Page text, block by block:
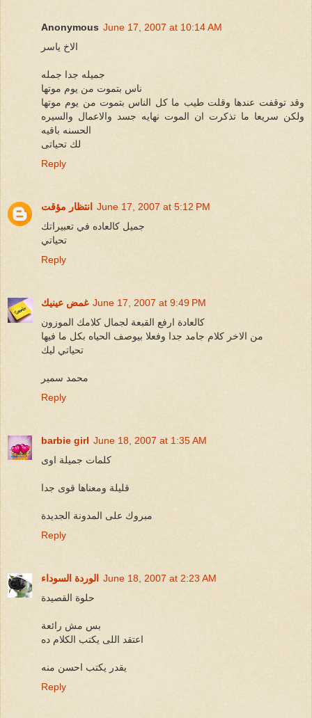
Anonymous June 17, 2007 at 10:14 AM
الاخ ياسر
جميله جدا جمله
ناس بتموت من يوم موتها
وقد توقفت عندها وقلت طيب ما كل الناس بتموت من يوم موتها
ولكن سريعا ما تذكرت ان الموت نهايه جسد والاعمال والسيره
الحسنه باقيه
لك تحياتى
Reply
انتظار مؤقت
June 17, 2007 at 5:12 PM
جميل كالعاده في تعبيراتك
تحياتي
Reply
غمض عينيك June 17, 2007 at 9:49 PM
كالعادة ارفع القبعة لجمال كلامك الموزون
من الاخر كلام جامد جدا وفعلا بيوصف الحياه بكل ما فيها
تحياتي ليك
محمد سمير
Reply
barbie girl June 18, 2007 at 1:35 AM
كلمات جميلة اوى
قليلة ومعناها قوى جدا
مبروك على المدونة الجديدة
Reply
الوردة السوداء
June 18, 2007 at 2:23 AM
حلوة القصيدة
بس مش رائعة
اعتقد اللى يكتب الكلام ده
يقدر يكتب احسن منه
Reply